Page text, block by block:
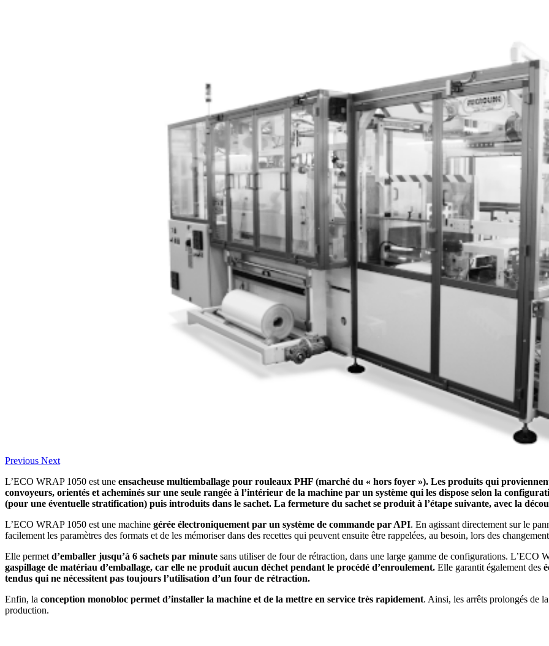
Previous Next
L’ECO WRAP 1050 est une ensacheuse multiemballage pour rouleaux PHF (marché du « hors foyer »). Les produits qui
convoyeurs, orientés et acheminés sur une seule rangée à l’intérieur de la machine par un système qui les dispose selon la
(pour une éventuelle stratification) puis introduits dans le sachet. La fermeture du sachet se produit à l’étape suivante, avec la
L’ECO WRAP 1050 est une machine gérée électroniquement par un système de commande par API. En agissant directement sur le
facilement les paramètres des formats et de les mémoriser dans des recettes qui peuvent ensuite être rappelées, au besoin, lors des
Elle permet d’emballer jusqu’à 6 sachets par minute sans utiliser de four de rétraction, dans une large gamme de configurations. L’ECO
gaspillage de matériau d’emballage, car elle ne produit aucun déchet pendant le procédé d’enroulement. Elle garantit également des
tendus qui ne nécessitent pas toujours l’utilisation d’un four de rétraction.
Enfin, la conception monobloc permet d’installer la machine et de la mettre en service très rapidement. Ainsi, les arrêts prolongés de
production.